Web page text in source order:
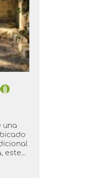
una
este...